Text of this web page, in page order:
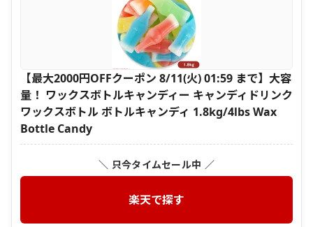
【最大2000円OFFクーポン 8/11(火) 01:59 まで】大容
量！ ワックスボトルキャンディー キャンディドリンク
ワックスボトル ボトルキャンディ 1.8kg/4lbs Wax
Bottle Candy
＼ 只今タイムセール中 ／
楽天で探す